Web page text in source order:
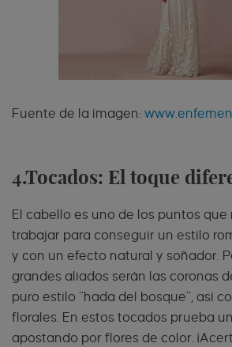
Fuente de la imagen:
4.Tocados: El toque
El cabello es uno de los puntos que
trabajar para conseguir un estilo
y con un efecto natural y soñador.
grandes aliados serán las coronas
puro estilo “hada del bosque”, así
florales. En estos tocados prueba
apostando por flores de color.